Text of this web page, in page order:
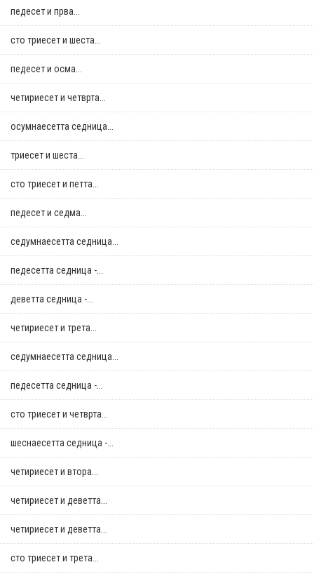
педесет и прва...
сто триесет и шеста...
педесет и осма...
четириесет и четврта...
осумнaесетта седница...
триесет и шеста...
сто триесет и петта...
педесет и седма...
седумнаесетта седница...
педесетта седница -...
деветта седница -...
четириесет и трета...
седумнаесетта седница...
педесетта седница -...
сто триесет и четврта...
шеснаесетта седница -...
четириесет и втора...
четириесет и деветта...
четириесет и деветта...
сто триесет и трета...